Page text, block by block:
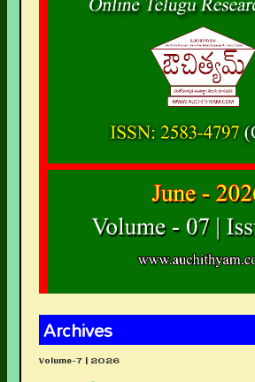
Archives
Volume-7 | 2026